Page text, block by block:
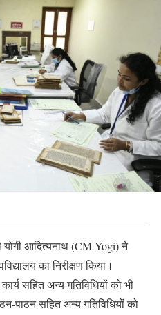
आदित्यनाथ (CM Yogi) ने
का निरीक्षण किया।
सहित अन्य गतिविधियों को भी
पाठन सहित अन्य गतिविधियों को